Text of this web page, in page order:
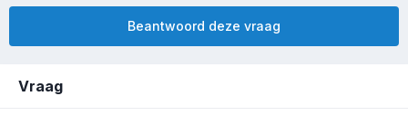
Beantwoord deze vraag
Vraag